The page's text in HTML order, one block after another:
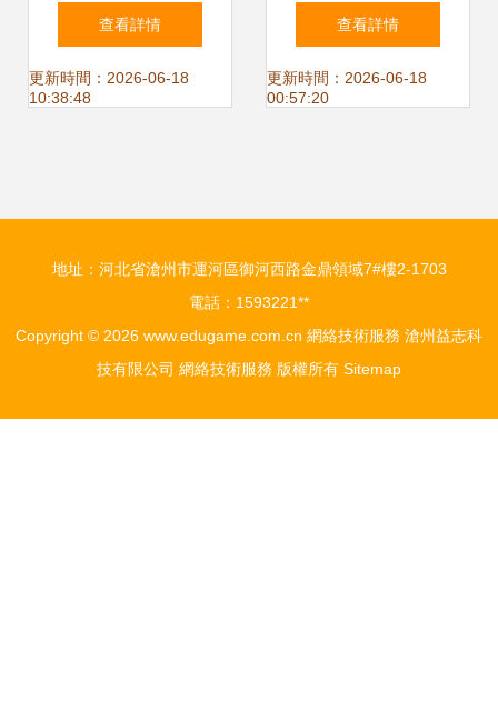
計、裝修施工與設
備安裝調試一站式
查看詳情
更新時間：2026-06-18
10:38:48
務中心展廳設計服
務方案
查看詳情
更新時間：2026-06-18
00:57:20
地址：河北省滄州市運河區御河西路金鼎領域7#樓2-1703
電話：1593221**
Copyright © 2026 www.edugame.com.cn 網絡技術服務 滄州益志科
技有限公司 網絡技術服務 版權所有 Sitemap